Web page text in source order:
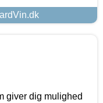
giver dig mulighed